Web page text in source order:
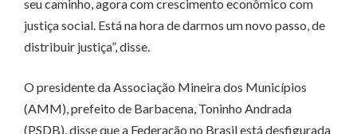
seu caminho, agora com crescimento econômico com
justiça social. Está na hora de darmos um novo passo, de
distribuir justiça”, disse.
O presidente da Associação Mineira dos Municípios
(AMM), prefeito de Barbacena, Toninho Andrada
(PSDB), disse que a Federação no Brasil está desfigurada